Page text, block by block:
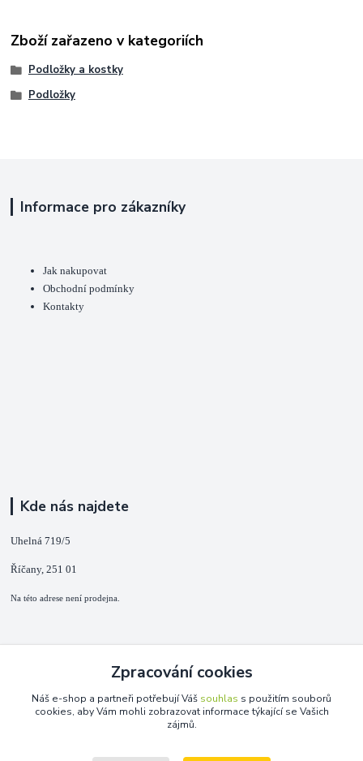
Zboží zařazeno v kategoriích
Podložky a kostky
Podložky
Informace pro zákazníky
Jak nakupovat
Obchodní podmínky
Kontakty
Kde nás najdete
Uhelná 719/5
Říčany, 251 01
Na této adrese není prodejna.
+420 725 889 873
(Po-Ne, 9-18 hod.)
Zpracování cookies
Náš e-shop a partneři potřebují Váš souhlas s použitím souborů
cookies, aby Vám mohli zobrazovat informace týkající se Vašich
zájmů.